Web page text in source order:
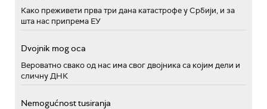
Како преживети прва три дана катастрофе у Србији, и за
шта нас припрема ЕУ
Dvojnik mog oca
Вероватно свако од нас има свог двојника са којим дели и
сличну ДНК
Nemogućnost tusiranja